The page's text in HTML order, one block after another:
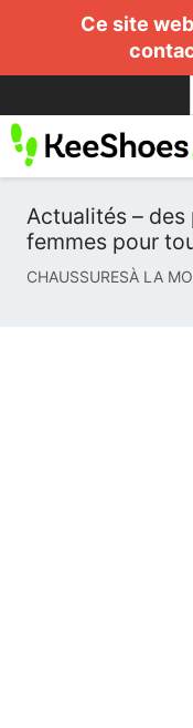
Ce site
Actualités –
femmes pour
CHAUSSURESÀ LA